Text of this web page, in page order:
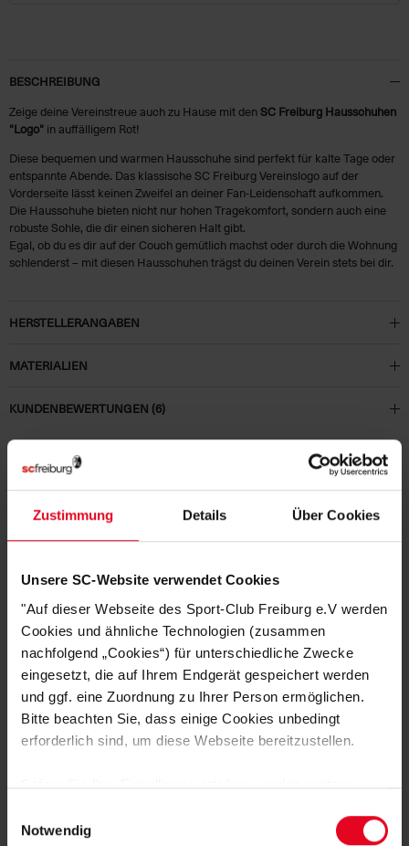
Zustimmung Details Über Cookies
Unsere SC-Website verwendet Cookies
"Auf dieser Webseite des Sport-Club Freiburg e.V werden
Cookies und ähnliche Technologien (zusammen
nachfolgend „Cookies“) für unterschiedliche Zwecke
eingesetzt, die auf Ihrem Endgerät gespeichert werden
und ggf. eine Zuordnung zu Ihrer Person ermöglichen.
Bitte beachten Sie, dass einige Cookies unbedingt
erforderlich sind, um diese Webseite bereitzustellen.
Sofern Sie Ihre Einwilligung erteilen, werden weitere
Daten von Ihnen (z.B. persönlichen Identifikatoren oder
Notwendig
BESCHREIBUNG
Zeige deine Vereinstreue auch zu Hause mit den SC Freiburg Hausschuhen
"Logo" in auffälligem Rot!
Diese bequemen und warmen Hausschuhe sind perfekt für kalte Tage oder
entspannte Abende. Das klassische SC Freiburg Vereinslogo auf der
Vorderseite lässt keinen Zweifel an deiner Fan-Leidenschaft aufkommen.
Die Hausschuhe bieten nicht nur hohen Tragekomfort, sondern auch eine
robuste Sohle, die dir einen sicheren Halt gibt.
Egal, ob du es dir auf der Couch gemütlich machst oder durch die Wohnung
schlenderst – mit diesen Hausschuhen trägst du deinen Verein stets bei dir.
HERSTELLERANGABEN
MATERIALIEN
KUNDENBEWERTUNGEN (6)
Artikelnummer:
Logistiknummer:
DAS KÖNNTE DIR AUCH
GEFALLEN